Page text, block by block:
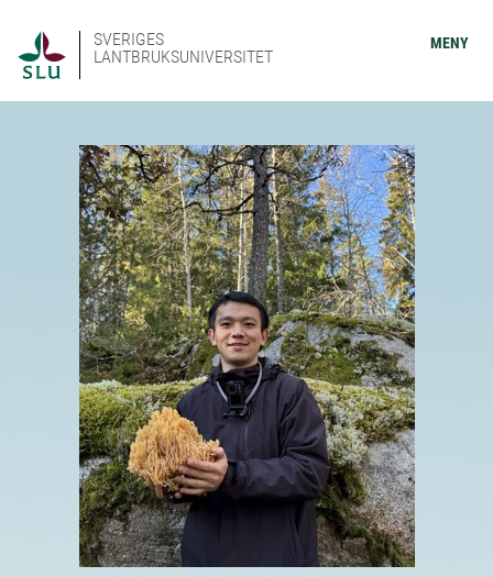
SVERIGES
LANTBRUKSUNIVERSITET
MENY